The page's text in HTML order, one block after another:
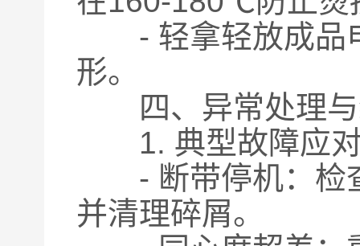
- 轻拿轻放成品电
形。
四、异常处理与
1. 典型故障应
- 断带停机：检查
并清理碎屑。